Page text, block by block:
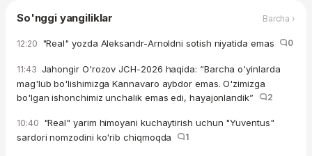
So'nggi yangiliklar Barcha ›
12:20 "Real" yozda Aleksandr-Arnoldni sotish niyatida emas 0
11:43 Jahongir O'rozov JCH-2026 haqida: “Barcha o'yinlarda
mag'lub bo'lishimizga Kannavaro aybdor emas. O'zimizga
bo'lgan ishonchimiz unchalik emas edi, hayajonlandik”
2
10:40 "Real" yarim himoyani kuchaytirish uchun "Yuventus"
sardori nomzodini ko'rib chiqmoqda
1